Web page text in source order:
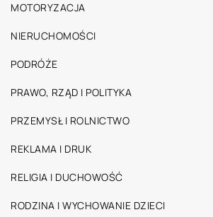
MOTORYZACJA
NIERUCHOMOŚCI
PODRÓŻE
PRAWO, RZĄD I POLITYKA
PRZEMYSŁ I ROLNICTWO
REKLAMA I DRUK
RELIGIA I DUCHOWOŚĆ
RODZINA I WYCHOWANIE DZIECI